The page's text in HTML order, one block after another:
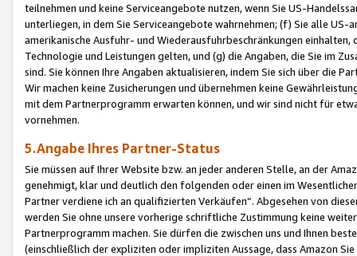
teilnehmen und keine Serviceangebote nutzen, wenn Sie US-
unterliegen, in dem Sie Serviceangebote wahrnehmen; (f) Sie alle
amerikanische Ausfuhr- und Wiederausfuhrbeschränkungen
Technologie und Leistungen gelten, und (g) die Angaben, die Sie im
sind. Sie können Ihre Angaben aktualisieren, indem Sie sich über die
Wir machen keine Zusicherungen und übernehmen keine
mit dem Partnerprogramm erwarten können, und wir sind nicht für
vornehmen.
5.Angabe Ihres Partner-Status
Sie müssen auf Ihrer Website bzw. an jeder anderen Stelle, an der
genehmigt, klar und deutlich den folgenden oder einen im
Partner verdiene ich an qualifizierten Verkäufen“. Abgesehen von
werden Sie ohne unsere vorherige schriftliche Zustimmung keine
Partnerprogramm machen. Sie dürfen die zwischen uns und Ihnen
(einschließlich der expliziten oder impliziten Aussage, dass Amazon